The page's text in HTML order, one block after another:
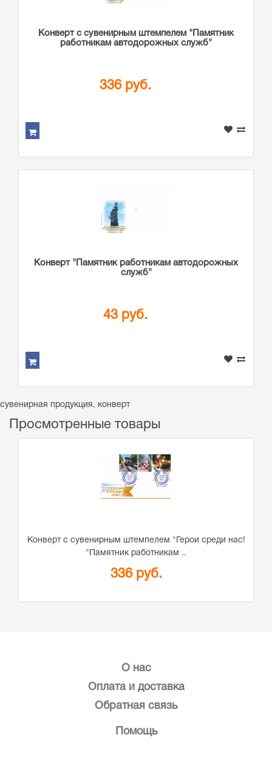
Конверт с сувенирным штемпелем "Памятник
работникам автодорожных служб"
336 руб.
Конверт "Памятник работникам автодорожных
служб"
43 руб.
сувенирная продукция, конверт
Просмотренные товары
Конверт с сувенирным штемпелем "Герои среди нас!
"Памятник работникам ..
336 руб.
О нас
Оплата и доставка
Обратная связь
Помощь